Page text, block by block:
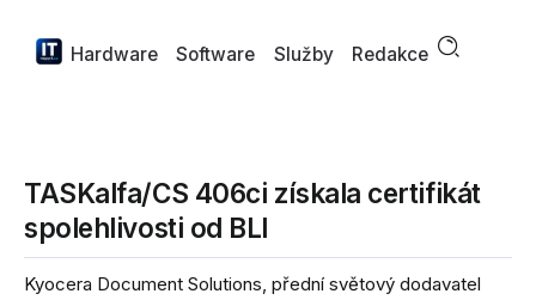
Hardware Software Služby Redakce
TASKalfa/CS 406ci získala certifikát
spolehlivosti od BLI
Kyocera Document Solutions, přední světový dodavatel